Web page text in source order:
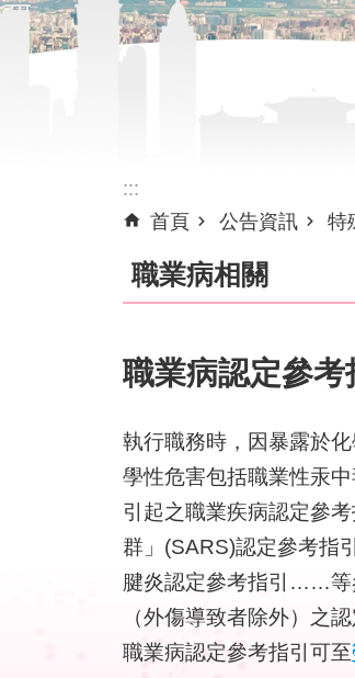
:::
首頁
公告資訊 特
職業病相關
職業病認定參考
執行職務時，因暴露於
學性危害包括職業性汞
引起之職業疾病認定參
群」(SARS)認定參考指
腱炎認定參考指引……等
（外傷導致者除外）之
職業病認定參考指引可至